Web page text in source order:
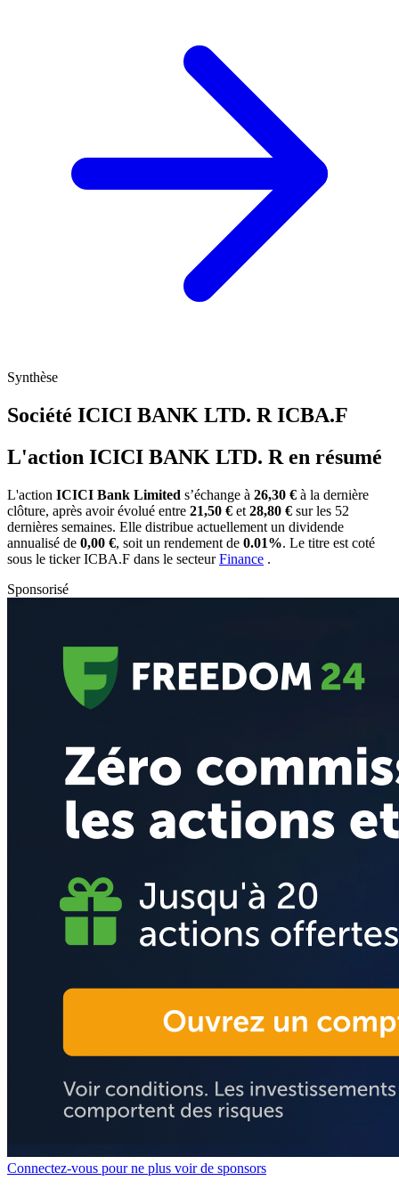
Synthèse
Société ICICI BANK LTD. R ICBA.F
L'action ICICI BANK LTD. R en résumé
L'action ICICI Bank Limited s’échange à 26,30 € à la dernière
clôture, après avoir évolué entre 21,50 € et 28,80 € sur les 52
dernières semaines. Elle distribue actuellement un dividende
annualisé de 0,00 €, soit un rendement de 0.01%. Le titre est coté
sous le tickerICBA.F dans le secteurFinance .
Sponsorisé
Connectez-vous pour ne plus voir de sponsors